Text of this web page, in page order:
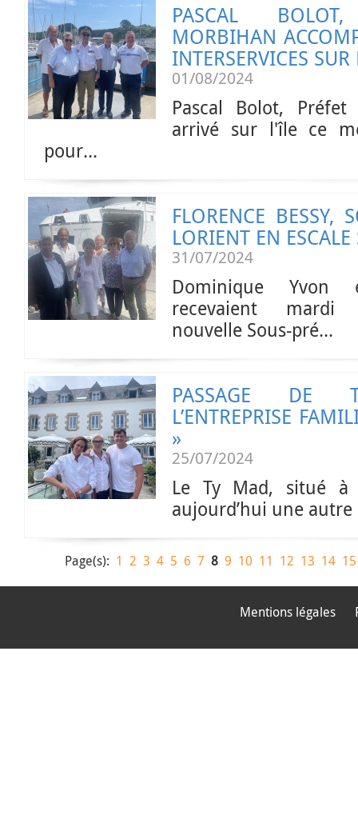
PASCAL
MORBIHAN
INTERSERVICES
01/08/2024
Pascal Bolot,
arrivé sur l'île ce
pour...
FLORENCE BESSY,
LORIENT EN
31/07/2024
Dominique
recevaient mardi
nouvelle Sous-pré...
PASSAGE DE
L’ENTREPRISE
»
25/07/2024
Le Ty Mad, situé à
aujourd’hui une
Page(s): 1 2 3 4 5 6 7 8 9 10 11 12 13 14 15
Mentions légales